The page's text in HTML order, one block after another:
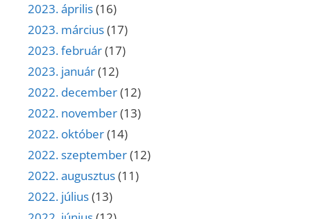
2023. április(16)
2023. március(17)
2023. február(17)
2023. január(12)
2022. december(12)
2022. november(13)
2022. október(14)
2022. szeptember(12)
2022. augusztus(11)
2022. július(13)